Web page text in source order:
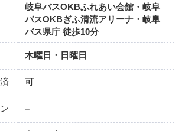
岐阜バスOKBふれあい会館・岐阜
バスOKBぎふ清流アリーナ・岐阜
バス県庁 徒歩10分
木曜日・日曜日
可
–